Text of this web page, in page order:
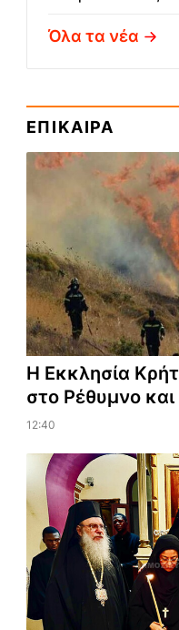
Όλα τα νέα
ΕΠΙΚΑΙΡΑ
Η Εκκλησία
στο Ρέθυμνο
12:40